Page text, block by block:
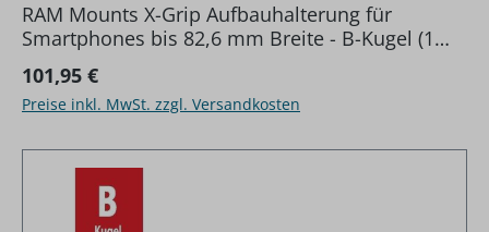
RAM Mounts X-Grip Aufbauhalterung für
Smartphones bis 82,6 mm Breite - B-Kugel (1
Zoll), runde Basisplatte (AMPS), mittlerer
Verbindungsarm
Regulärer Preis:
101,95 €
Preise inkl. MwSt. zzgl. Versandkosten